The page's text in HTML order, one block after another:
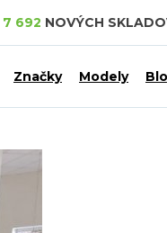
7 692 NOVÝCH
Značky Modely